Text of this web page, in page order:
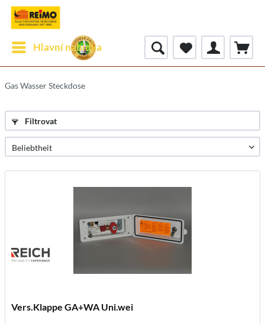
Hlavní nabídka
Gas Wasser Steckdose
Filtrovat
Vers.Klappe GA+WA Uni.wei